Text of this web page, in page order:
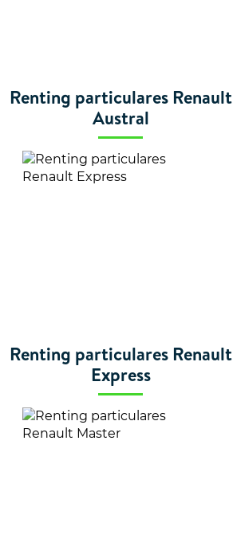
Renting particulares Renault
Austral
Renting particulares Renault
Express